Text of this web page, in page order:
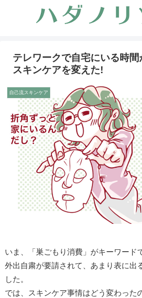
テレワークで自宅にいる時間
スキンケアを変えた!
自己流スキンケア
いま、「巣ごもり消費」がキーワード
外出自粛が要請されて、あまり表に出
した。
では、スキンケア事情はどう変わった